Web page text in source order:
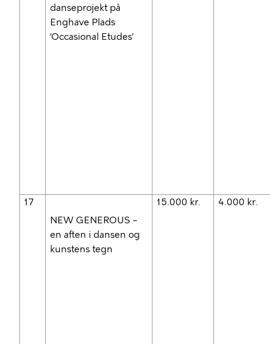
danseprojekt på
Enghave Plads
’Occasional Etudes’
17
NEW GENEROUS –
en aften i dansen og
kunstens tegn
15.000 kr. 4.000 kr.